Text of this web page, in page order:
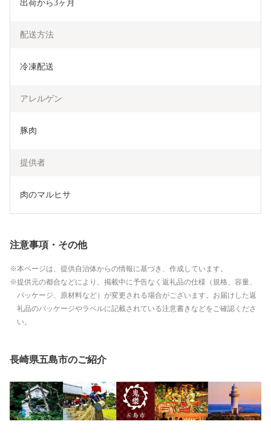
出荷から3ヶ月
配送方法
冷凍配送
アレルゲン
豚肉
提供者
肉のマルヒサ
注意事項・その他
本ページは、提供自治体からの情報に基づき、作成しています。
提供元の都合などにより、掲載中に予告なく返礼品の仕様（規格、容量、
パッケージ、原材料など）が変更される場合がございます。お届けした返
礼品のパッケージやラベルに記載されている注意書きなどをご確認くださ
い。
長崎県五島市のご紹介